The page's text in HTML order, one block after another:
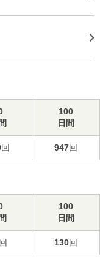
100
日間
回 947回
100
日間
130回